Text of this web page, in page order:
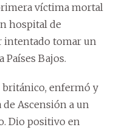
víctima mortal
hospital de
intentado tomar un
Países Bajos.
británico, enfermó y
de Ascensión a un
Dio positivo en